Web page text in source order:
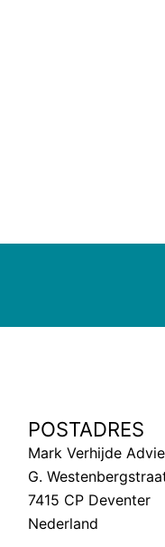
POSTADRES
Mark Verhijde
G.
7415 CP Deventer
Nederland